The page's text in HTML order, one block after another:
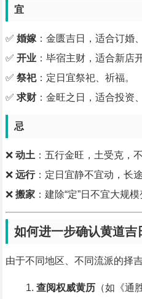
宜
✅ 婚嫁：金匮吉日，适合订婚
✅ 开业：毕宿主财，适合新店
✅ 祭祀：定日宜祭祀、祈福。
✅ 求财：金旺之日，适合投资
忌
❌ 动土：五行金旺，土受克，
❌ 远行：定日宜静不宜动，长
❌ 搬家：建除“定”日不宜大规模
如何进一步确认黄道吉
由于不同地区、不同流派的择
查阅权威黄历（如《通